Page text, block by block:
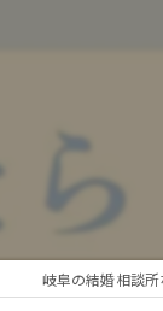
岐阜の結婚相談